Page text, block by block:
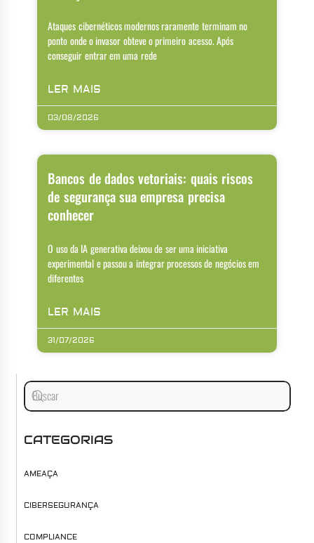
Ataques cibernéticos modernos raramente terminam no
ponto onde o invasor obteve o primeiro acesso. Após
conseguir entrar em uma rede
LER MAIS
03/08/2026
Bancos de dados vetoriais: quais riscos
de segurança sua empresa precisa
conhecer
O uso da IA generativa deixou de ser uma iniciativa
experimental e passou a integrar processos de negócios em
diferentes
LER MAIS
31/07/2026
CATEGORIAS
AMEAÇA
CIBERSEGURANÇA
COMPLIANCE